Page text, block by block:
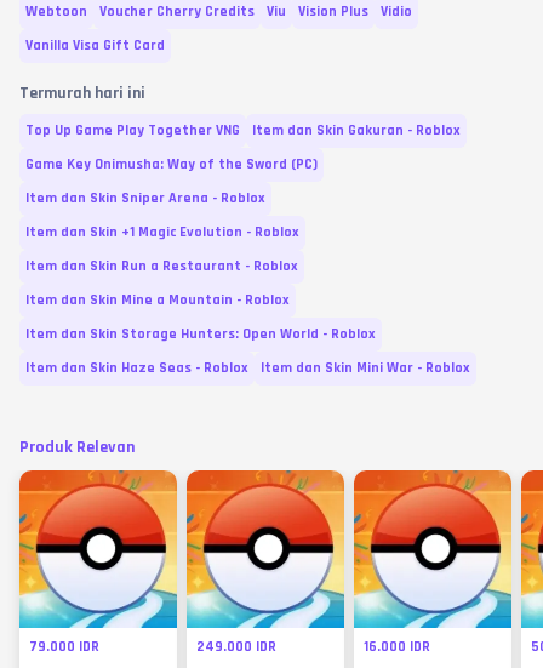
Webtoon
Voucher Cherry Credits Viu Vision Plus
Vidio
Vanilla Visa Gift Card
Termurah hari ini
Top Up Game Play Together VNG
Item dan Skin Gakuran - Roblox
Game Key Onimusha: Way of the Sword (PC)
Item dan Skin Sniper Arena - Roblox
Item dan Skin +1 Magic Evolution - Roblox
Item dan Skin Run a Restaurant - Roblox
Item dan Skin Mine a Mountain - Roblox
Item dan Skin Storage Hunters: Open World - Roblox
Item dan Skin Haze Seas - Roblox
Item dan Skin Mini War - Roblox
Produk Relevan
79.000 IDR 249.000 IDR 16.000 IDR